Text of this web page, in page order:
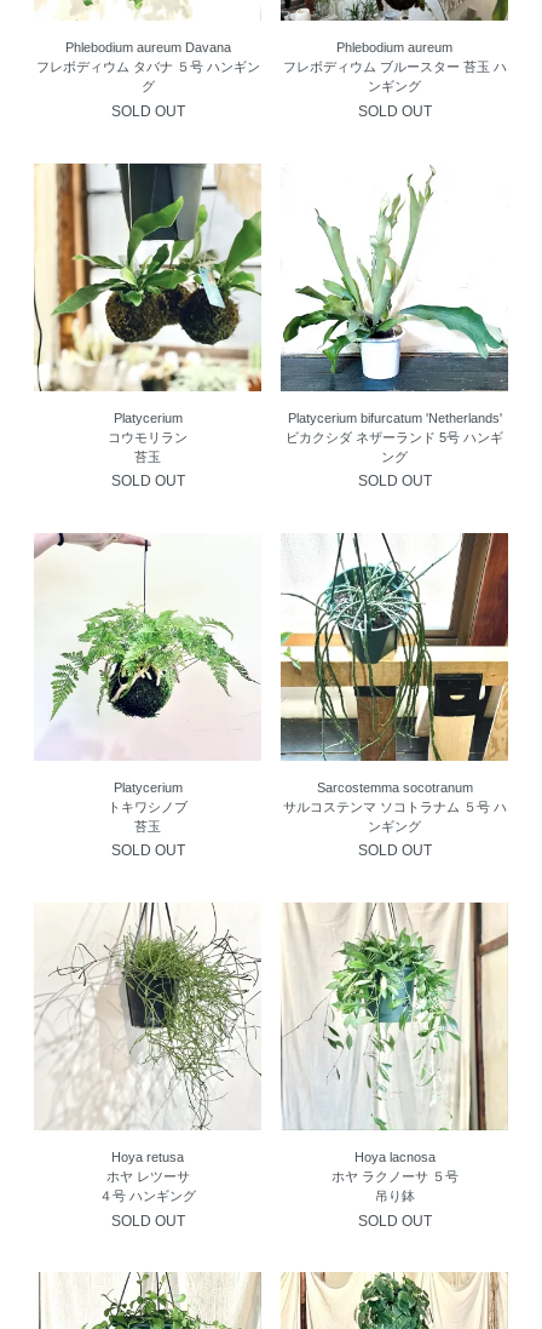
Phlebodium aureum Davana
フレボディウム タバナ ５号 ハンギン
グ
SOLD OUT
Phlebodium aureum
フレボディウム ブルースター 苔玉 ハ
ンギング
SOLD OUT
Platycerium
コウモリラン
苔玉
SOLD OUT
Platycerium bifurcatum 'Netherlands'
ビカクシダ ネザーランド 5号 ハンギ
ング
SOLD OUT
Platycerium
トキワシノブ
苔玉
SOLD OUT
Sarcostemma socotranum
サルコステンマ ソコトラナム ５号 ハ
ンギング
SOLD OUT
Hoya retusa
ホヤ レツーサ
４号 ハンギング
SOLD OUT
Hoya lacnosa
ホヤ ラクノーサ ５号
吊り鉢
SOLD OUT